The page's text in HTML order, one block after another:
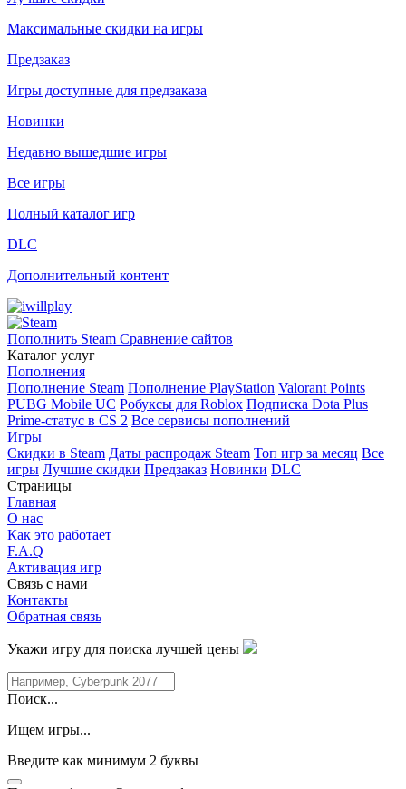
Максимальные скидки на игры
Предзаказ
Игры доступные для предзаказа
Новинки
Недавно вышедшие игры
Все игры
Полный каталог игр
DLC
Дополнительный контент
Пополнить Steam Сравнение сайтов
Каталог услуг
Пополнения
Пополнение Steam Пополнение PlayStation Valorant Points
PUBG Mobile UC Робуксы для Roblox Подписка Dota Plus
Prime-статус в CS 2 Все сервисы пополнений
Игры
Скидки в Steam Даты распродаж Steam Топ игр за месяц Все
игры Лучшие скидки Предзаказ Новинки DLC
Страницы
Главная
О нас
Как это работает
F.A.Q
Активация игр
Связь с нами
Контакты
Обратная связь
Укажи игру для поиска лучшей цены
Поиск...
Ищем игры...
Введите как минимум 2 буквы